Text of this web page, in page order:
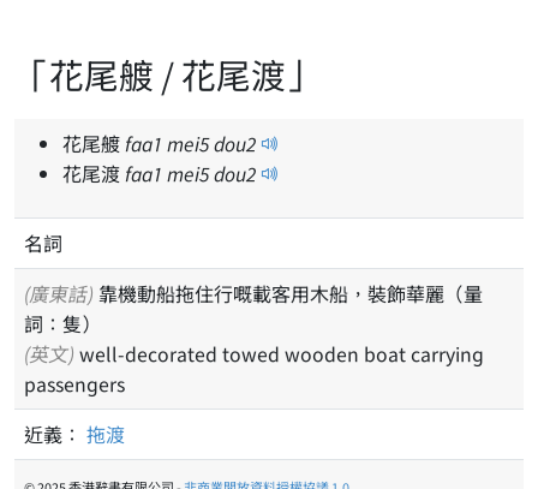
「花尾艔 / 花尾渡」
花尾艔faa1 mei5dou2
花尾渡faa1 mei5dou2
名詞
(廣東話) 靠機動船拖住行嘅載客用木船，裝飾華麗（量
詞：隻）
(英文) well-decorated towed wooden boat carrying
passengers
近義： 拖渡